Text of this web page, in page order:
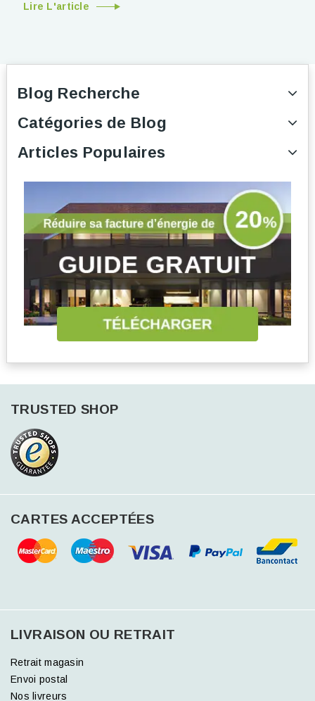
Lire L'article
Blog Recherche
Catégories de Blog
Articles Populaires
TRUSTED SHOP
CARTES ACCEPTÉES
LIVRAISON OU RETRAIT
Retrait magasin
Envoi postal
Nos livreurs